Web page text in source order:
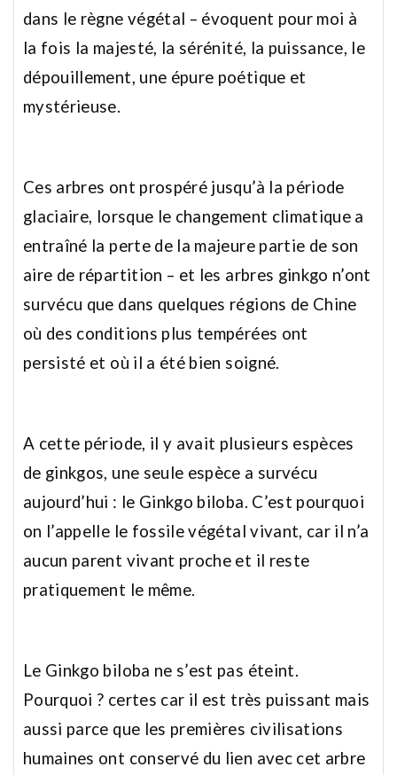
dans le règne végétal – évoquent pour moi à
la fois la majesté, la sérénité, la puissance, le
dépouillement, une épure poétique et
mystérieuse.
Ces arbres ont prospéré jusqu’à la période
glaciaire, lorsque le changement climatique a
entraîné la perte de la majeure partie de son
aire de répartition – et les arbres ginkgo n’ont
survécu que dans quelques régions de Chine
où des conditions plus tempérées ont
persisté et où il a été bien soigné.
A cette période, il y avait plusieurs espèces
de ginkgos, une seule espèce a survécu
aujourd’hui : le Ginkgo biloba. C’est pourquoi
on l’appelle le fossile végétal vivant, car il n’a
aucun parent vivant proche et il reste
pratiquement le même.
Le Ginkgo biloba ne s’est pas éteint.
Pourquoi ? certes car il est très puissant mais
aussi parce que les premières civilisations
humaines ont conservé du lien avec cet arbre